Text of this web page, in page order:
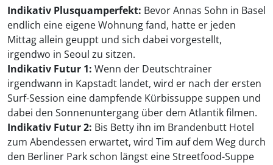
Indikativ Plusquamperfekt: Bevor Annas Sohn in Basel
endlich eine eigene Wohnung fand, hatte er jeden
Mittag allein geuppt und sich dabei vorgestellt,
irgendwo in Seoul zu sitzen.
Indikativ Futur 1: Wenn der Deutschtrainer
irgendwann in Kapstadt landet, wird er nach der ersten
Surf-Session eine dampfende Kürbissuppe suppen und
dabei den Sonnenuntergang über dem Atlantik filmen.
Indikativ Futur 2: Bis Betty ihn im Brandenbutt Hotel
zum Abendessen erwartet, wird Tim auf dem Weg durch
den Berliner Park schon längst eine Streetfood-Suppe